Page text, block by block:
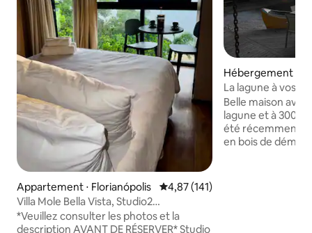
Appartement ⋅ Florianópolis Évaluation moyenne sur la
4,87 (141)
Villa Mole Bella Vista, Studio2
c/vue/Jacuzi/BBQ
*Veuillez consulter les photos et la
description AVANT DE RÉSERVER* Studio
Hébergement ⋅
sLa lagune à vos
uniquement par
Belle maison
lagune et à 300
été récemment
en bois de